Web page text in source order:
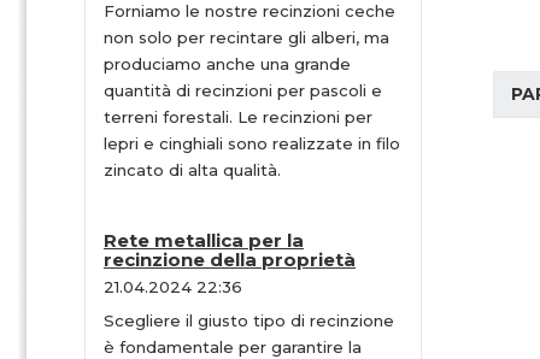
Forniamo le nostre recinzioni ceche
non solo per recintare gli alberi, ma
produciamo anche una grande
quantità di recinzioni per pascoli e
terreni forestali. Le recinzioni per
lepri e cinghiali sono realizzate in filo
zincato di alta qualità.
Rete metallica per la
recinzione della proprietà
21.04.2024 22:36
Scegliere il giusto tipo di recinzione
è fondamentale per garantire la